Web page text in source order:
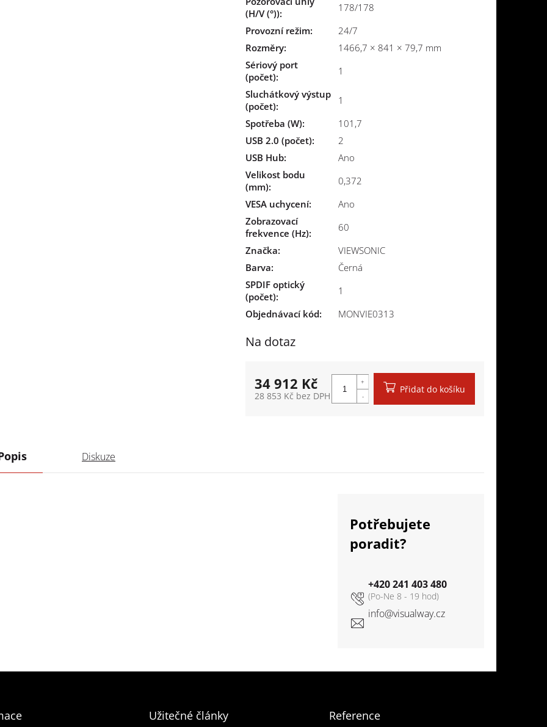
Na dotaz
(H/V (°)):
178/178
Provozní režim:
24/7
Rozměry:
1466,7 × 841 × 79,7 mm
Sériový port
(počet):
1
Sluchátkový výstup
(počet):
1
Spotřeba (W):
101,7
USB 2.0 (počet):
2
USB Hub:
Ano
Velikost bodu
(mm):
0,372
VESA uchycení:
Ano
Zobrazovací
frekvence (Hz):
60
Značka:
VIEWSONIC
Barva:
Černá
SPDIF optický
(počet):
1
Objednávací kód:
MONVIE0313
34 912 Kč
28 853 Kč bez DPH
Přidat do košíku
Diskuze
Potřebujete
poradit?
info@visualway.cz
+420 241 403 480
Užitečné články Reference